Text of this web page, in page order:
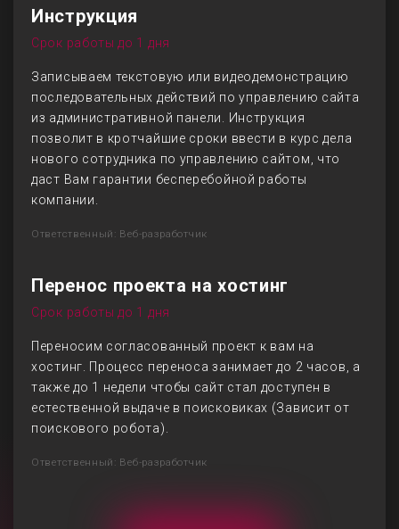
Инструкция
Срок работы до 1 дня
Записываем текстовую или видеодемонстрацию
последовательных действий по управлению сайта
из административной панели. Инструкция
позволит в кротчайшие сроки ввести в курс дела
нового сотрудника по управлению сайтом, что
даст Вам гарантии бесперебойной работы
компании.
Ответственный: Веб-разработчик
Перенос проекта на хостинг
Срок работы до 1 дня
Переносим согласованный проект к вам на
хостинг. Процесс переноса занимает до 2 часов, а
также до 1 недели чтобы сайт стал доступен в
естественной выдаче в поисковиках (Зависит от
поискового робота).
Ответственный: Веб-разработчик